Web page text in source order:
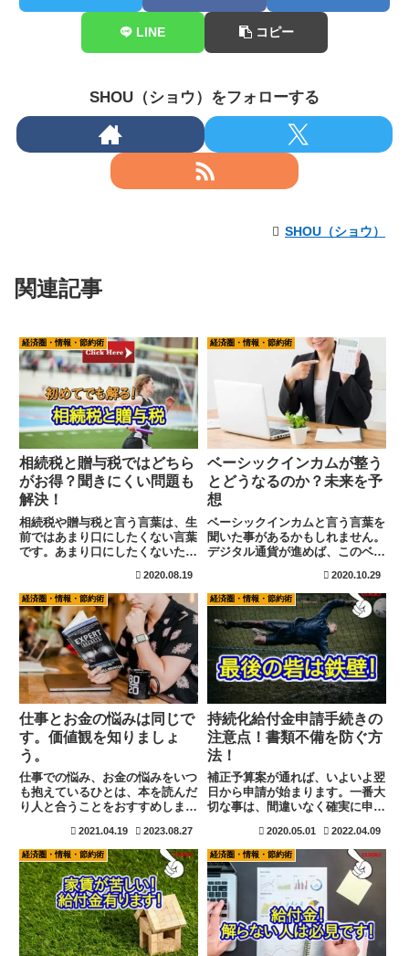
LINE コピー
SHOU（ショウ）をフォローする
SHOU（ショウ）
関連記事
経済圏・情報・節約術
相続税と贈与税ではどちら
がお得？聞きにくい問題も
解決！
相続税や贈与税と言う言葉は、生
前ではあまり口にしたくない言葉
です。あまり口にしたくないた
も多く見えられるかもしれません
が、意外とシンプルです。仲の良
かった親族がトラブルを起こすの
もこの問題です。最低限の知識と
しては身に付けておきましょう。
2020.08.19
経済圏・情報・節約術
ベーシックインカムが整う
とどうなるのか？未来を予
想
ベーシックインカムと言う言葉を
聞いた事があるかもしれません。
デジタル通貨が進めば、このベー
しれません。今後の未来を予測す
る上でも、このベーシックインカ
ムも抑えて置く必要があります
ね。
2020.10.29
経済圏・情報・節約術
仕事とお金の悩みは同じで
す。価値観を知りましょ
う。
仕事での悩み、お金の悩みをいつ
も抱えているひとは、本を読んだ
り人と合うことをおすすめしま
響を大きく受けます。根本的に解
決するためには、別の価値観を入
れる必要がありますよ。そのため
には本を読むことが一番速い。本
を読むというスキルを子供に身に
付けさせることが成功への一番の
近道ですね。
2021.04.19 2023.08.27
経済圏・情報・節約術
持続化給付金申請手続きの
注意点！書類不備を防ぐ方
法！
補正予算案が通れば、いよいよ翌
日から申請が始まります。一番大
切な事は、間違いなく確実に申請
違いが増えれば、それだけ全体で
の遅延にも繋がりかねません。相
談する事は決して損にはなりませ
んよ。少し位の遠回りは必要な事
です。書類不備と受印はもう一度
確認です。
2020.05.01 2022.04.09
経済圏・情報・節約術 経済圏・情報・節約術